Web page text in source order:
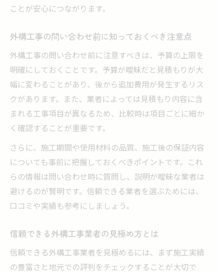
ことが安心につながります。
外構工事の問い合わせ前に知っておくべき注意点
外構工事の問い合わせ前に注意すべきは、予算の上限を
明確にしておくことです。予算が曖昧だと見積もりが大
幅に変わることがあり、後から追加費用が発生するリス
クがあります。また、業者によっては見積もり内容に含
まれる工事項目が異なるため、比較時は項目ごとに細か
く確認することが重要です。
さらに、施工期間や使用材料の品質、施工後の保証内容
についても事前に把握しておくべきポイントです。これ
らの情報は問い合わせ時に質問し、説明が曖昧な業者は
避けるのが賢明です。信頼できる業者を選ぶためには、
口コミや実績も参考にしましょう。
信頼できる外構工事業者の見極め方とは
信頼できる外構工事業者を見極めるには、まず施工実績
の豊富さと地元での評判をチェックすることが大切で